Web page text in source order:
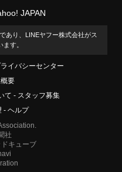
JAPAN
あり、LINEヤフー株式会社がス
す。
イバシーセンター
要
て
スタッフ募集
ヘルプ
社
キューブ